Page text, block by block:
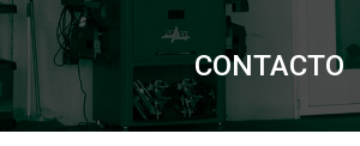
CONTACTO